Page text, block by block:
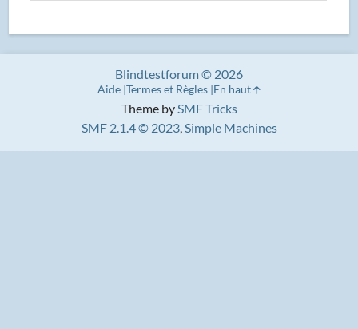
Theme bySMF Tricks
SMF 2.1.4 © 2023,Simple Machines
Blindtestforum © 2026
Aide Termes et Règles En haut